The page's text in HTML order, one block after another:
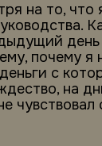
на то, что
почему я
с
на
чувствовал